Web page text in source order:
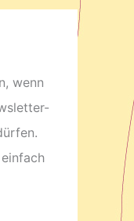
wenn